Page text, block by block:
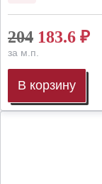
204 183.6 ₽
за м.п.
В корзину